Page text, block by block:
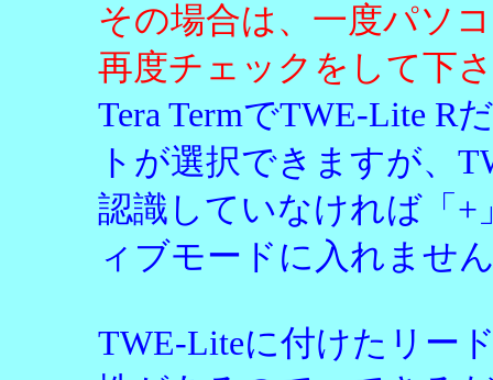
その場合は、一度パソ
再度チェックをして下
Tera TermでTWE-Lite R
トが選択できますが、
認識していなければ「+
ィブモードに入れませ
TWE-Liteに付けたリー